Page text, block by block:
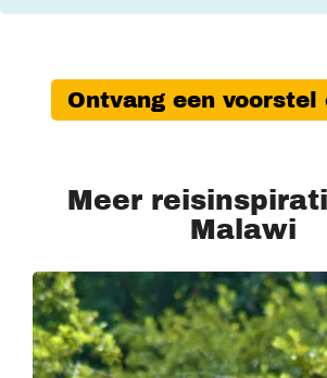
Ontvang een voorstel
Meer
Malawi